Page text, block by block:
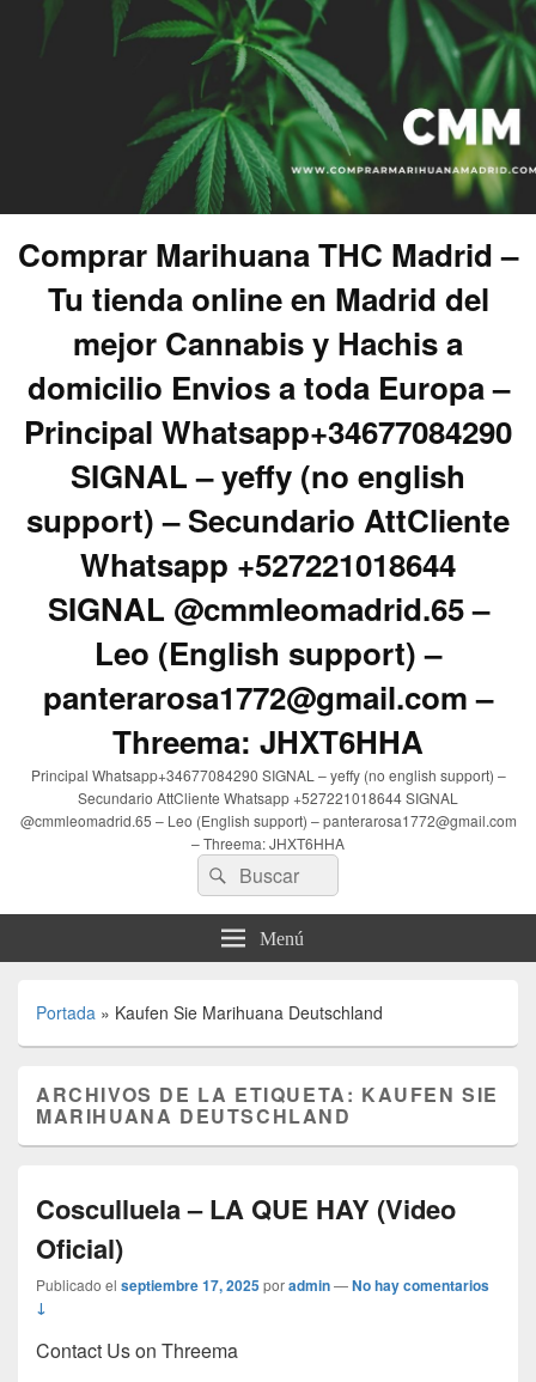
Comprar Marihuana THC Madrid –
Tu tienda online en Madrid del
mejor Cannabis y Hachis a
domicilio Envios a toda Europa –
Principal Whatsapp+34677084290
SIGNAL – yeffy (no english
support) – Secundario AttCliente
Whatsapp +527221018644
SIGNAL @cmmleomadrid.65 –
Leo (English support) –
panterarosa1772@gmail.com –
Threema: JHXT6HHA
Principal Whatsapp+34677084290 SIGNAL – yeffy (no english support) –
Secundario AttCliente Whatsapp +527221018644 SIGNAL
@cmmleomadrid.65 – Leo (English support) – panterarosa1772@gmail.com
– Threema: JHXT6HHA
Buscar
por:
Buscar
Menú
Portada » Kaufen Sie Marihuana Deutschland
ARCHIVOS DE LA ETIQUETA: KAUFEN SIE
MARIHUANA DEUTSCHLAND
Cosculluela – LA QUE HAY (Video
Oficial)
Publicado el septiembre 17, 2025poradmin—No hay comentarios
↓
Contact Us on Threema